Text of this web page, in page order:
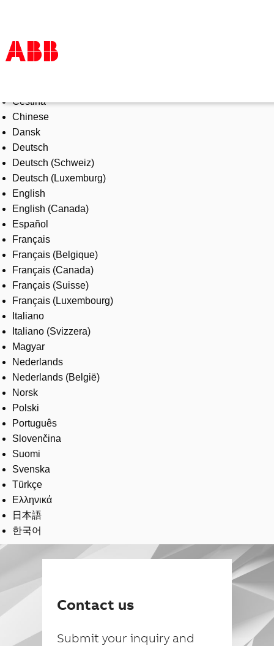
Products & Solutions
Industries
Services
About us
Where to buy
Contact us
Careers
Čeština
Chinese
Dansk
Deutsch
Deutsch (Schweiz)
Deutsch (Luxemburg)
English
English (Canada)
Español
Français
Français (Belgique)
Français (Canada)
Français (Suisse)
Français (Luxembourg)
Italiano
Italiano (Svizzera)
Magyar
Nederlands
Nederlands (België)
Norsk
Polski
Português
Slovenčina
Suomi
Svenska
Türkçe
Ελληνικά
日本語
한국어
Contact us
Submit your inquiry and